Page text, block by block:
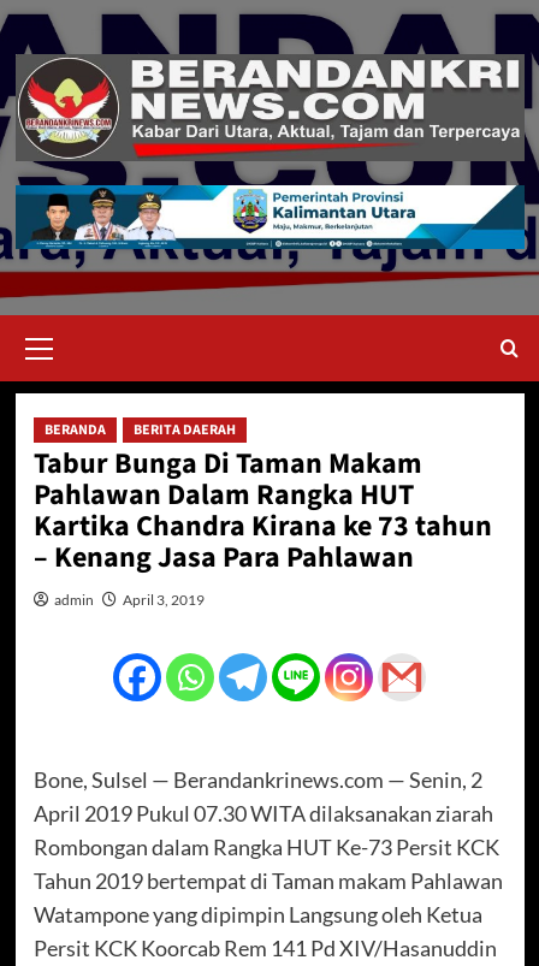
Skip
content
Menu
BERANDA BERITA DAERAH
Tabur Bunga Di Taman Makam
Pahlawan Dalam Rangka HUT
Kartika Chandra Kirana ke 73 tahun
– Kenang Jasa Para Pahlawan
admin April 3, 2019
Bone, Sulsel — Berandankrinews.com — Senin, 2
April 2019 Pukul 07.30 WITA dilaksanakan ziarah
Rombongan dalam Rangka HUT Ke-73 Persit KCK
Tahun 2019 bertempat di Taman makam Pahlawan
Watampone yang dipimpin Langsung oleh Ketua
Persit KCK Koorcab Rem 141 Pd XIV/Hasanuddin